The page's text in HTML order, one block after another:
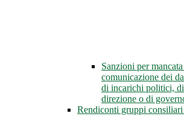
Sanzioni per
comunicazione dei
di incarichi politici,
direzione o di
Rendiconti gruppi